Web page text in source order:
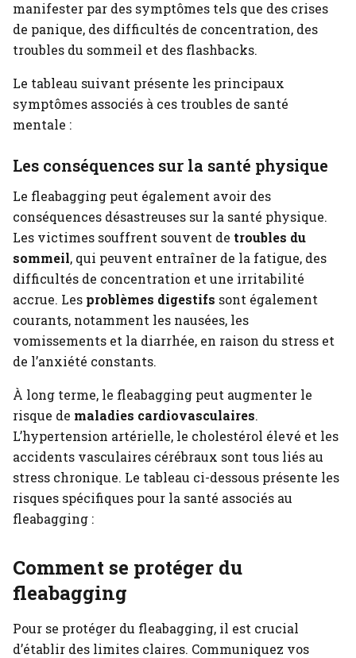
manifester par des symptômes tels que des crises
de panique, des difficultés de concentration, des
troubles du sommeil et des flashbacks.
Le tableau suivant présente les principaux
symptômes associés à ces troubles de santé
mentale :
Les conséquences sur la santé physique
Le fleabagging peut également avoir des
conséquences désastreuses sur la santé physique.
Les victimes souffrent souvent de troubles du
sommeil, qui peuvent entraîner de la fatigue, des
difficultés de concentration et une irritabilité
accrue. Les problèmes digestifs sont également
courants, notamment les nausées, les
vomissements et la diarrhée, en raison du stress et
de l’anxiété constants.
À long terme, le fleabagging peut augmenter le
risque de maladies cardiovasculaires.
L’hypertension artérielle, le cholestérol élevé et les
accidents vasculaires cérébraux sont tous liés au
stress chronique. Le tableau ci-dessous présente les
risques spécifiques pour la santé associés au
fleabagging :
Comment se protéger du
fleabagging
Pour se protéger du fleabagging, il est crucial
d’établir des limites claires. Communiquez vos